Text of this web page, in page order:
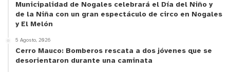
Municipalidad de Nogales celebrará el Día del Niño y
de la Niña con un gran espectáculo de circo en Nogales
y El Melón
5 Agosto, 2026
Cerro Mauco: Bomberos rescata a dos jóvenes que se
desorientaron durante una caminata